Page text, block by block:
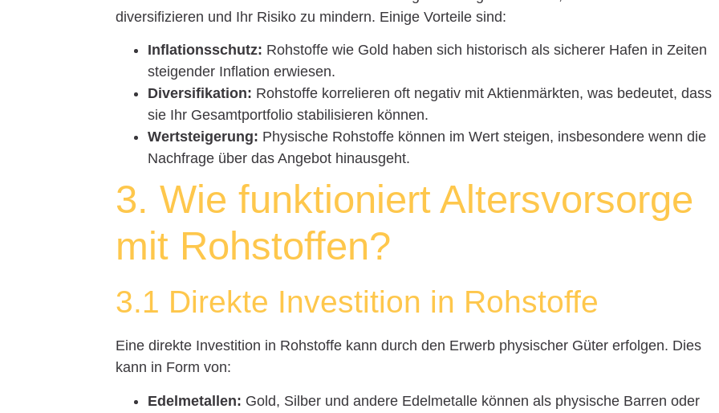
diversifizieren und Ihr Risiko zu mindern. Einige Vorteile sind:
Inflationsschutz: Rohstoffe wie Gold haben sich historisch als sicherer Hafen in Zeiten
steigender Inflation erwiesen.
Diversifikation: Rohstoffe korrelieren oft negativ mit Aktienmärkten, was bedeutet, dass
sie Ihr Gesamtportfolio stabilisieren können.
Wertsteigerung: Physische Rohstoffe können im Wert steigen, insbesondere wenn die
Nachfrage über das Angebot hinausgeht.
3. Wie funktioniert Altersvorsorge
mit Rohstoffen?
3.1 Direkte Investition in Rohstoffe
Eine direkte Investition in Rohstoffe kann durch den Erwerb physischer Güter erfolgen. Dies
kann in Form von:
Edelmetallen: Gold, Silber und andere Edelmetalle können als physische Barren oder